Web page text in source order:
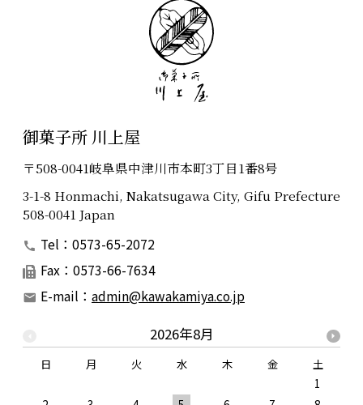
御菓子所 川上屋
〒508-0041岐阜県中津川市本町3丁目1番8号
3-1-8 Honmachi, Nakatsugawa City, Gifu Prefecture
508-0041 Japan
Tel：0573-65-2072
Fax：0573-66-7634
E-mail： admin@kawakamiya.co.jp
2026年8月
日 月 火 水 木 金
土
1